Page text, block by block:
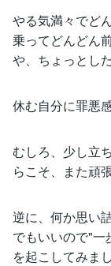
やる気満々でど
乗ってどんどん
や、ちょっとし
休む自分に罪悪
むしろ、少し立
らこそ、また頑
逆に、何か思い
でもいいので"一
を起こしてみま